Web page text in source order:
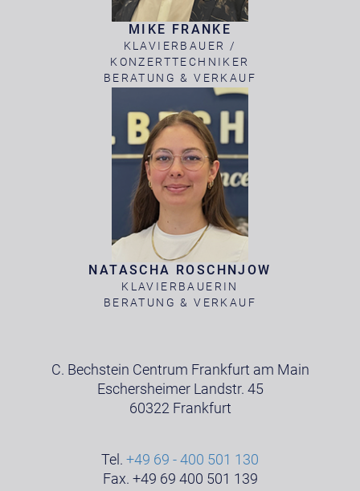
MIKE FRANKE
KLAVIERBAUER /
KONZERTTECHNIKER
BERATUNG & VERKAUF
NATASCHA ROSCHNJOW
KLAVIERBAUERIN
BERATUNG & VERKAUF
C. Bechstein Centrum Frankfurt am Main
Eschersheimer Landstr. 45
60322 Frankfurt
Tel. +49 69 - 400 501 130
Fax. +49 69 400 501 139